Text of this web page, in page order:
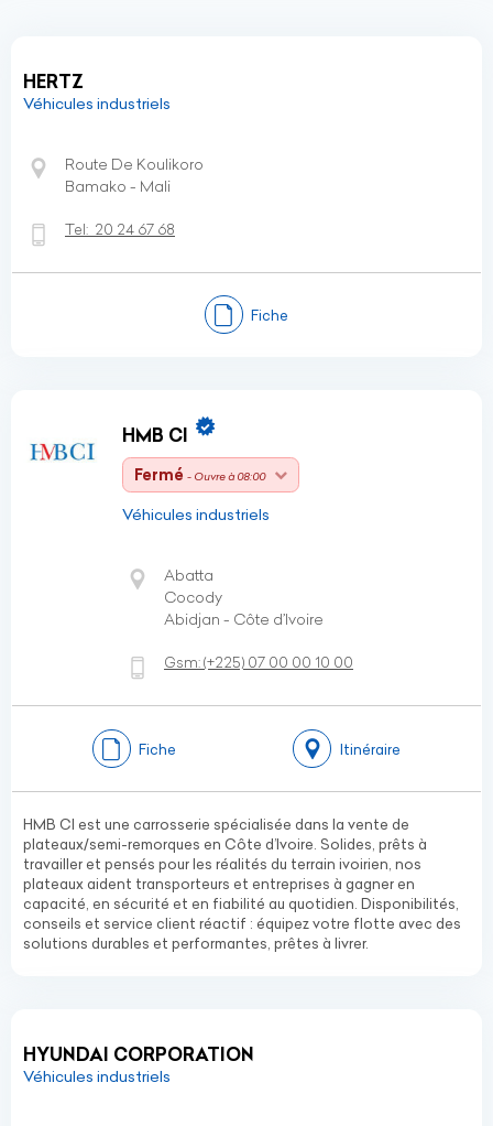
HERTZ
Véhicules industriels
Route De Koulikoro
Bamako - Mali
Tel: 20 24 67 68
Fiche
HMB CI
Fermé - Ouvre à 08:00
Véhicules industriels
Abatta
Cocody
Abidjan - Côte d’Ivoire
Gsm:(+225) 07 00 00 10 00
Fiche Itinéraire
HMB CI est une carrosserie spécialisée dans la vente de
plateaux/semi-remorques en Côte d’Ivoire. Solides, prêts à
travailler et pensés pour les réalités du terrain ivoirien, nos
plateaux aident transporteurs et entreprises à gagner en
capacité, en sécurité et en fiabilité au quotidien. Disponibilités,
conseils et service client réactif : équipez votre flotte avec des
solutions durables et performantes, prêtes à livrer.
HYUNDAI CORPORATION
Véhicules industriels